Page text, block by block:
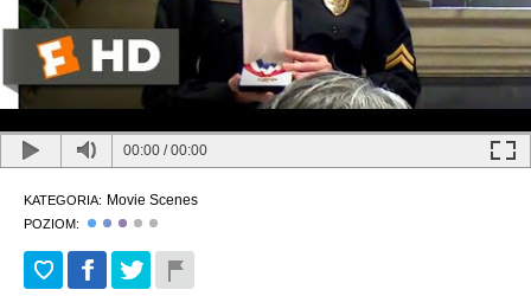
00:00 /00:00
KATEGORIA: Movie Scenes
POZIOM: